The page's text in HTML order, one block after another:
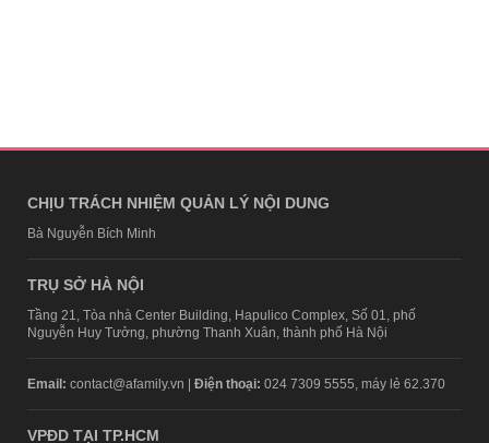
CHỊU TRÁCH NHIỆM QUẢN LÝ NỘI DUNG
Bà Nguyễn Bích Minh
TRỤ SỞ HÀ NỘI
Tầng 21, Tòa nhà Center Building, Hapulico Complex, Số 01, phố
Nguyễn Huy Tưởng, phường Thanh Xuân, thành phố Hà Nội
Email: contact@afamily.vn | Điện thoại: 024 7309 5555, máy lẻ 62.370
VPĐD TẠI TP.HCM